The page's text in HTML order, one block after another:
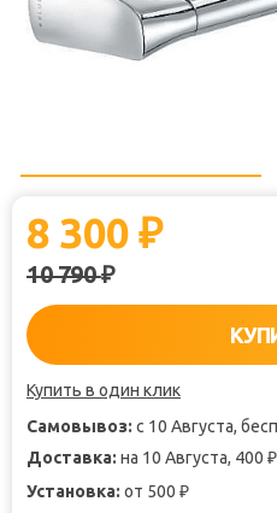
8 300₽
10 790₽
Купить в один клик
Самовывоз: с 10 Августа,
Доставка: на 10 Августа, 400 ₽
Установка: от 500 ₽